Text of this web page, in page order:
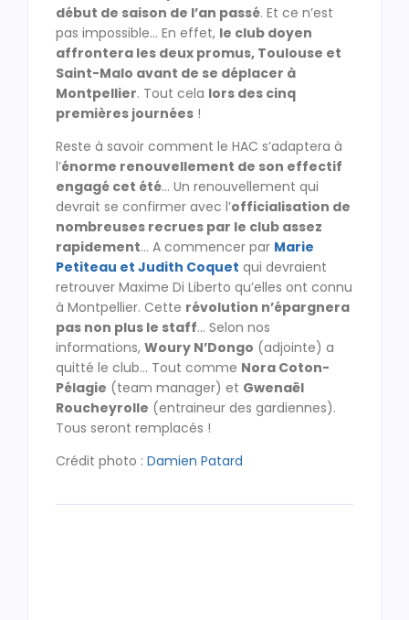
début de saison de l’an passé. Et ce n’est
pas impossible… En effet, le club doyen
affrontera les deux promus, Toulouse et
Saint-Malo avant de se déplacer à
Montpellier. Tout cela lors des cinq
premières journées !
Reste à savoir comment le HAC s’adaptera à
l’énorme renouvellement de son effectif
engagé cet été… Un renouvellement qui
devrait se confirmer avec l’officialisation de
nombreuses recrues par le club assez
rapidement… A commencer par Marie
Petiteau et Judith Coquet qui devraient
retrouver Maxime Di Liberto qu’elles ont connu
à Montpellier. Cette révolution n’épargnera
pas non plus le staff… Selon nos
informations, Woury N’Dongo (adjointe) a
quitté le club… Tout comme Nora Coton-
Pélagie (team manager) et Gwenaël
Roucheyrolle (entraineur des gardiennes).
Tous seront remplacés !
Crédit photo : Damien Patard